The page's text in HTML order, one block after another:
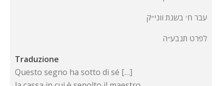
עבר ח׳ בשנת ווני״ק
לפרט תנבע״ה
Traduzione
Questo segno ha sotto di sé […]